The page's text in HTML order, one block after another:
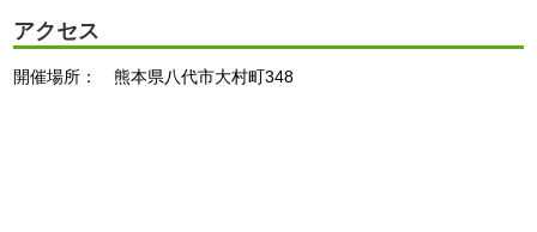
アクセス
開催場所： 熊本県八代市大村町348